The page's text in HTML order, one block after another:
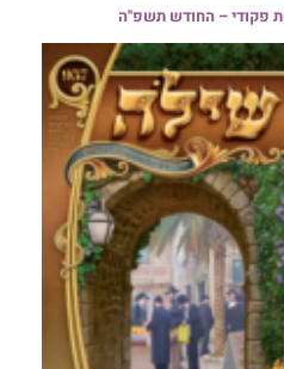
פקודי – החודש תשפ"ה